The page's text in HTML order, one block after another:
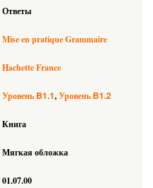
Ответы
Mise en pratique Grammaire
Hachette France
Уровень B1.1 Уровень B1.2
Книга
Мягкая обложка
01.07.00